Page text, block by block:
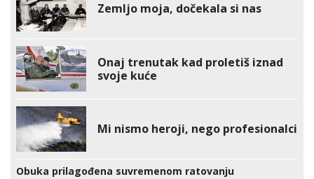
Zemljo moja, dočekala si nas
Onaj trenutak kad proletiš iznad
svoje kuće
Mi nismo heroji, nego profesionalci
Obuka prilagođena suvremenom ratovanju